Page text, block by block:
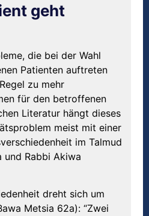
geht
die bei der Wahl
Patienten auftreten
zu mehr
für den betroffenen
Literatur hängt dieses
meist mit einer
im Talmud
und Rabbi Akiwa
dreht sich um
Metsia 62a): “Zwei